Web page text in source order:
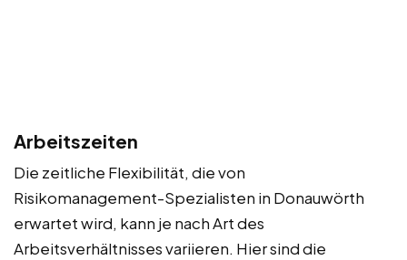
Arbeitszeiten
Die zeitliche Flexibilität, die von
Risikomanagement-Spezialisten in Donauwörth
erwartet wird, kann je nach Art des
Arbeitsverhältnisses variieren. Hier sind die